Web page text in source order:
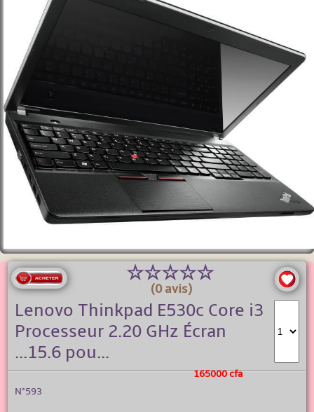
☆☆☆☆☆
(0 avis)
Lenovo Thinkpad E530c Core i3
Processeur 2.20 GHz Écran
...15.6 pou...
165000 cfa
N°593